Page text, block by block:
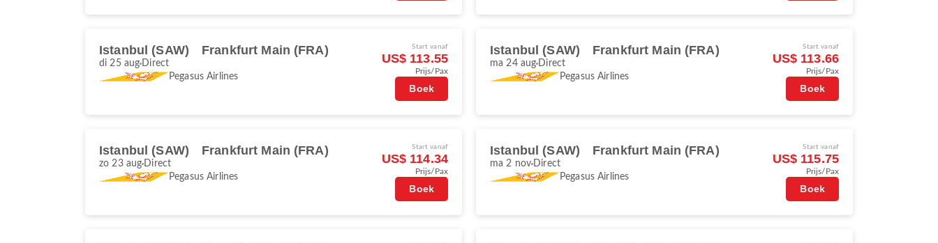
Istanbul (SAW) Frankfurt Main (FRA)
di 25 aug Direct
Pegasus Airlines
Start vanaf
US$ 113.55
Prijs/Pax
Boek
Istanbul (SAW) Frankfurt Main (FRA)
ma 24 aug Direct
Pegasus Airlines
Start vanaf
US$ 113.66
Prijs/Pax
Boek
Istanbul (SAW) Frankfurt Main (FRA)
zo 23 aug Direct
Pegasus Airlines
Start vanaf
US$ 114.34
Prijs/Pax
Boek
Istanbul (SAW) Frankfurt Main (FRA)
ma 2 nov Direct
Pegasus Airlines
Start vanaf
US$ 115.75
Prijs/Pax
Boek